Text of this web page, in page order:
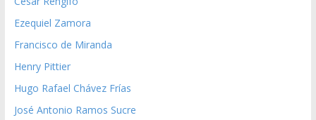
Ezequiel Zamora
Francisco de Miranda
Henry Pittier
Hugo Rafael Chávez Frías
José Antonio Ramos Sucre